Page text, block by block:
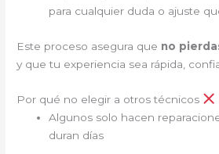
para cualquier duda o ajuste
Este proceso asegura que no
y que tu experiencia sea rápida,
Por qué no elegir a otros técnicos
Algunos solo hacen
duran días